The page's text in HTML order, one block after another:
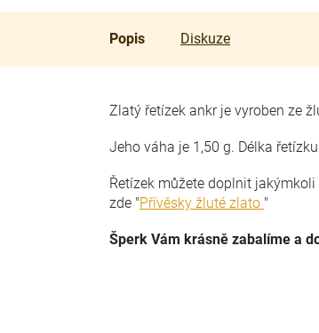
Popis Diskuze
Zlatý řetízek ankr je vyroben ze
Jeho váha je 1,50 g. Délka
Řetízek můžete doplnit
zde "Přívěsky žluté zlato "
Šperk Vám krásně zabalíme a